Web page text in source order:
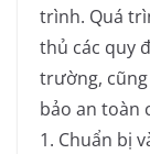
trình. Quá
thủ các quy
trường,
bảo an toàn
1. Chuẩn bị